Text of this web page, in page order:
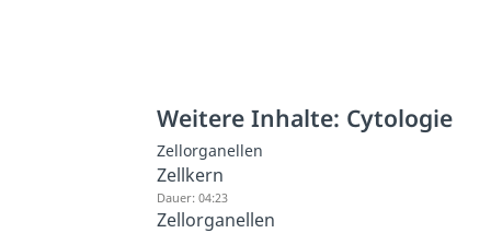
Weitere Inhalte: Cytologie
Zellorganellen
Zellkern
Dauer: 04:23
Zellorganellen